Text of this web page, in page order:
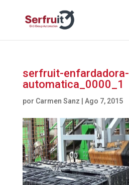
serfruit-enfardadora-
automatica_0000_1
por Carmen Sanz Ago 7, 2015